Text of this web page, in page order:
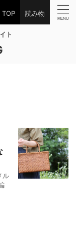
TOP 読み物
ト
ル